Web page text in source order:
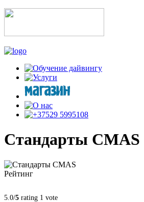
Стандарты CMAS
Рейтинг
5.0/5 rating 1 vote